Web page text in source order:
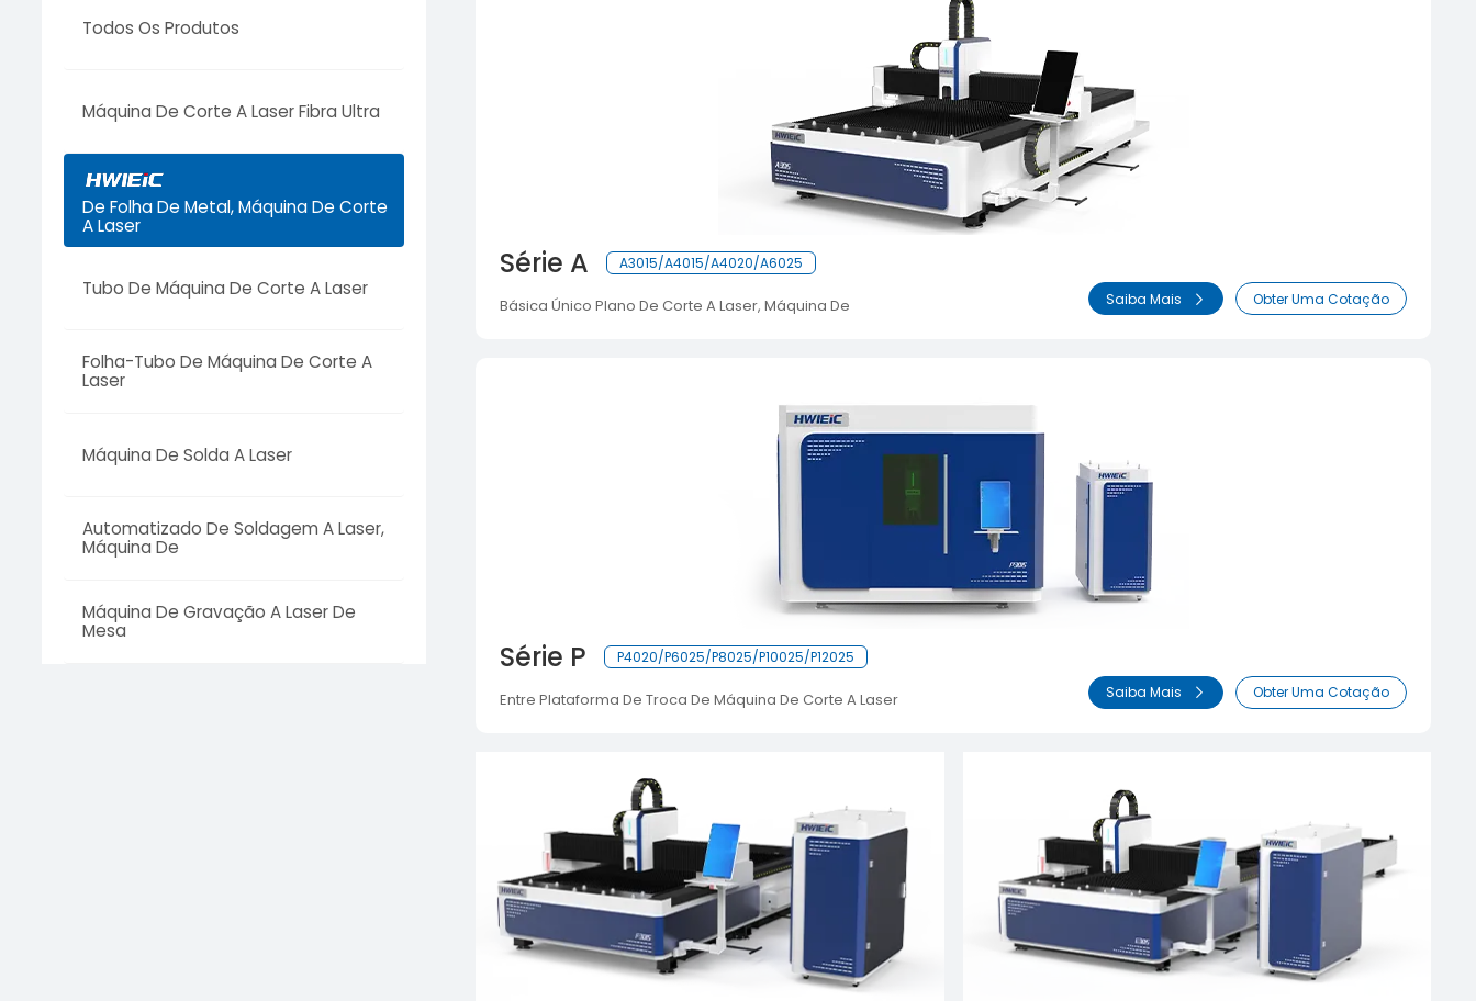
Todos Os Produtos
Máquina De Corte A Laser Fibra Ultra
De Folha De Metal, Máquina De Corte
A Laser
Tubo De Máquina De Corte A Laser
Folha-Tubo De Máquina De Corte A
Laser
Máquina De Solda A Laser
Automatizado De Soldagem A Laser,
Máquina De
Máquina De Gravação A Laser De
Mesa
Série A A3015/A4015/A4020/A6025
Básica Único Plano De Corte A Laser, Máquina De Saiba Mais Obter Uma Cotação
Série P P4020/P6025/P8025/P10025/P12025
Entre Plataforma De Troca De Máquina De Corte A Laser Saiba Mais Obter Uma Cotação